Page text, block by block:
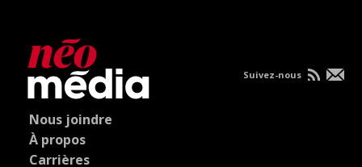
Nous joindre
À propos
Carrières
Suivez-nous